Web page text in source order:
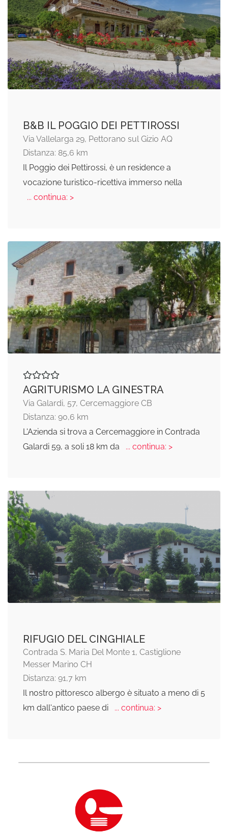
B&B IL POGGIO DEI PETTIROSSI
Via Vallelarga 29, Pettorano sul Gizio AQ
Distanza: 85,6 km
Il Poggio dei Pettirossi, è un residence a
vocazione turistico-ricettiva immerso nella
... continua: >
AGRITURISMO LA GINESTRA
Via Galardi, 57, Cercemaggiore CB
Distanza: 90,6 km
L'Azienda si trova a Cercemaggiore in Contrada
Galardi 59, a soli 18 km da
... continua: >
RIFUGIO DEL CINGHIALE
Contrada S. Maria Del Monte 1, Castiglione
Messer Marino CH
Distanza: 91,7 km
Il nostro pittoresco albergo è situato a meno di 5
km dall'antico paese di
... continua: >